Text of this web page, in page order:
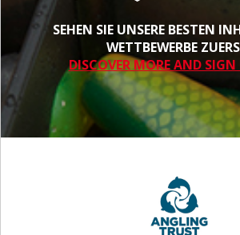
SEHEN SIE UNSERE BESTEN
WETTBEWERBE
DISCOVER MORE AND SIGN